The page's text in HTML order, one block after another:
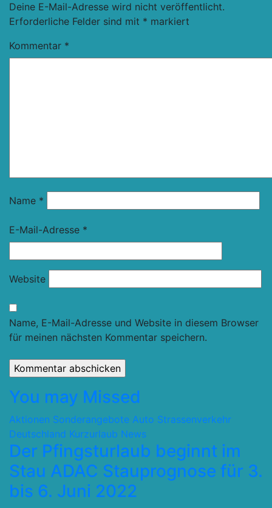
Deine E-Mail-Adresse wird nicht veröffentlicht.
Erforderliche Felder sind mit * markiert
Kommentar *
Name *
E-Mail-Adresse *
Website
Name, E-Mail-Adresse und Website in diesem Browser
für meinen nächsten Kommentar speichern.
You may Missed
Aktionen Sonderangebote Auto Strassenverkehr
Deutschland Kurzurlaub News
Der Pfingsturlaub beginnt im
Stau ADAC Stauprognose für 3.
bis 6. Juni 2022